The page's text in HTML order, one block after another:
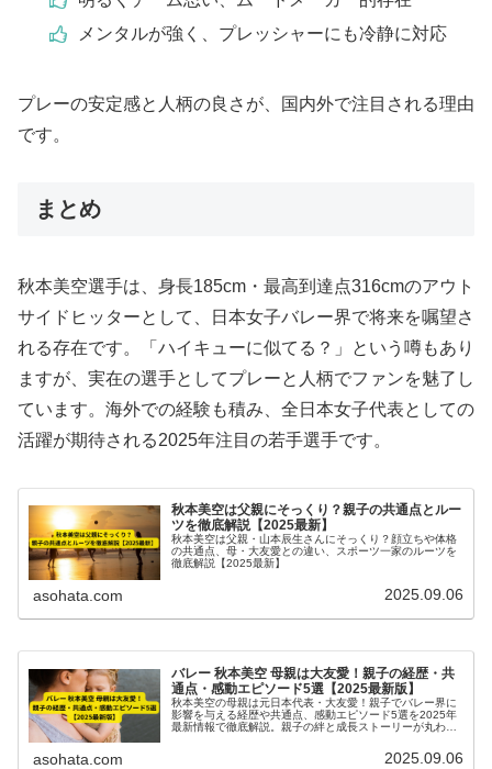
メンタルが強く、プレッシャーにも冷静に対応
プレーの安定感と人柄の良さが、国内外で注目される理由
です。
まとめ
秋本美空選手は、身長185cm・最高到達点316cmのアウト
サイドヒッターとして、日本女子バレー界で将来を嘱望さ
れる存在です。「ハイキューに似てる？」という噂もあり
ますが、実在の選手としてプレーと人柄でファンを魅了し
ています。海外での経験も積み、全日本女子代表としての
活躍が期待される2025年注目の若手選手です。
秋本美空は父親にそっくり？親子の共通点とルー
ツを徹底解説【2025最新】
秋本美空は父親・山本辰生さんにそっくり？顔立ちや体格
の共通点、母・大友愛との違い、スポーツ一家のルーツを
徹底解説【2025最新】
asohata.com 2025.09.06
バレー 秋本美空 母親は大友愛！親子の経歴・共
通点・感動エピソード5選【2025最新版】
秋本美空の母親は元日本代表・大友愛！親子でバレー界に
影響を与える経歴や共通点、感動エピソード5選を2025年
最新情報で徹底解説。親子の絆と成長ストーリーが丸わか
asohata.com 2025.09.06